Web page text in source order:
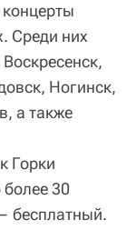
Среди них
Ногинск,
а также
Горки
30
бесплатный.